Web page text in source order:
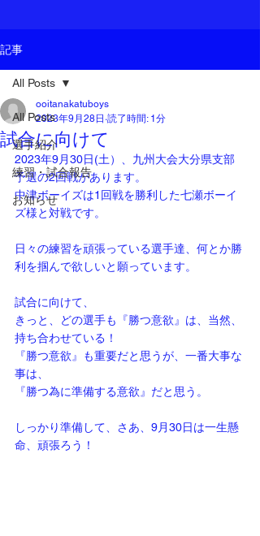
記事
All Posts
選手紹介
練習・試合報告
お知らせ
All Posts
試合に向けて
ooitanakatuboys
2023年9月28日 読了時間: 1分
2023年9月30日(土）、九州大会大分県支部
予選の2回戦があります。
中津ボーイズは1回戦を勝利した七瀬ボーイ
ズ様と対戦です。
日々の練習を頑張っている選手達、何とか勝
利を掴んで欲しいと願っています。
試合に向けて、
きっと、どの選手も『勝つ意欲』は、当然、
持ち合わせている！
『勝つ意欲』も重要だと思うが、一番大事な
事は、
『勝つ為に準備する意欲』だと思う。
しっかり準備して、さあ、9月30日は一生懸
命、頑張ろう！